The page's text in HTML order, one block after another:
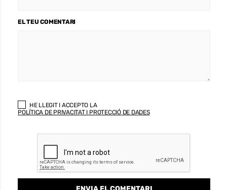
EL TEU COMENTARI
HE LLEGIT I ACCEPTO LA
POLÍTICA DE PRIVACITAT I PROTECCIÓ DE DADES